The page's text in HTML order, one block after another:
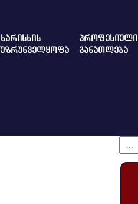
ᲮᲐᲠᲘᲡᲮᲘᲡ
ᲣᲖᲠᲣᲜᲕᲔᲚᲧᲝᲤᲐ
ᲞᲠᲝᲤᲔᲡᲘᲣᲚᲘ
ᲒᲐᲜᲐᲗᲚᲔᲑᲐ